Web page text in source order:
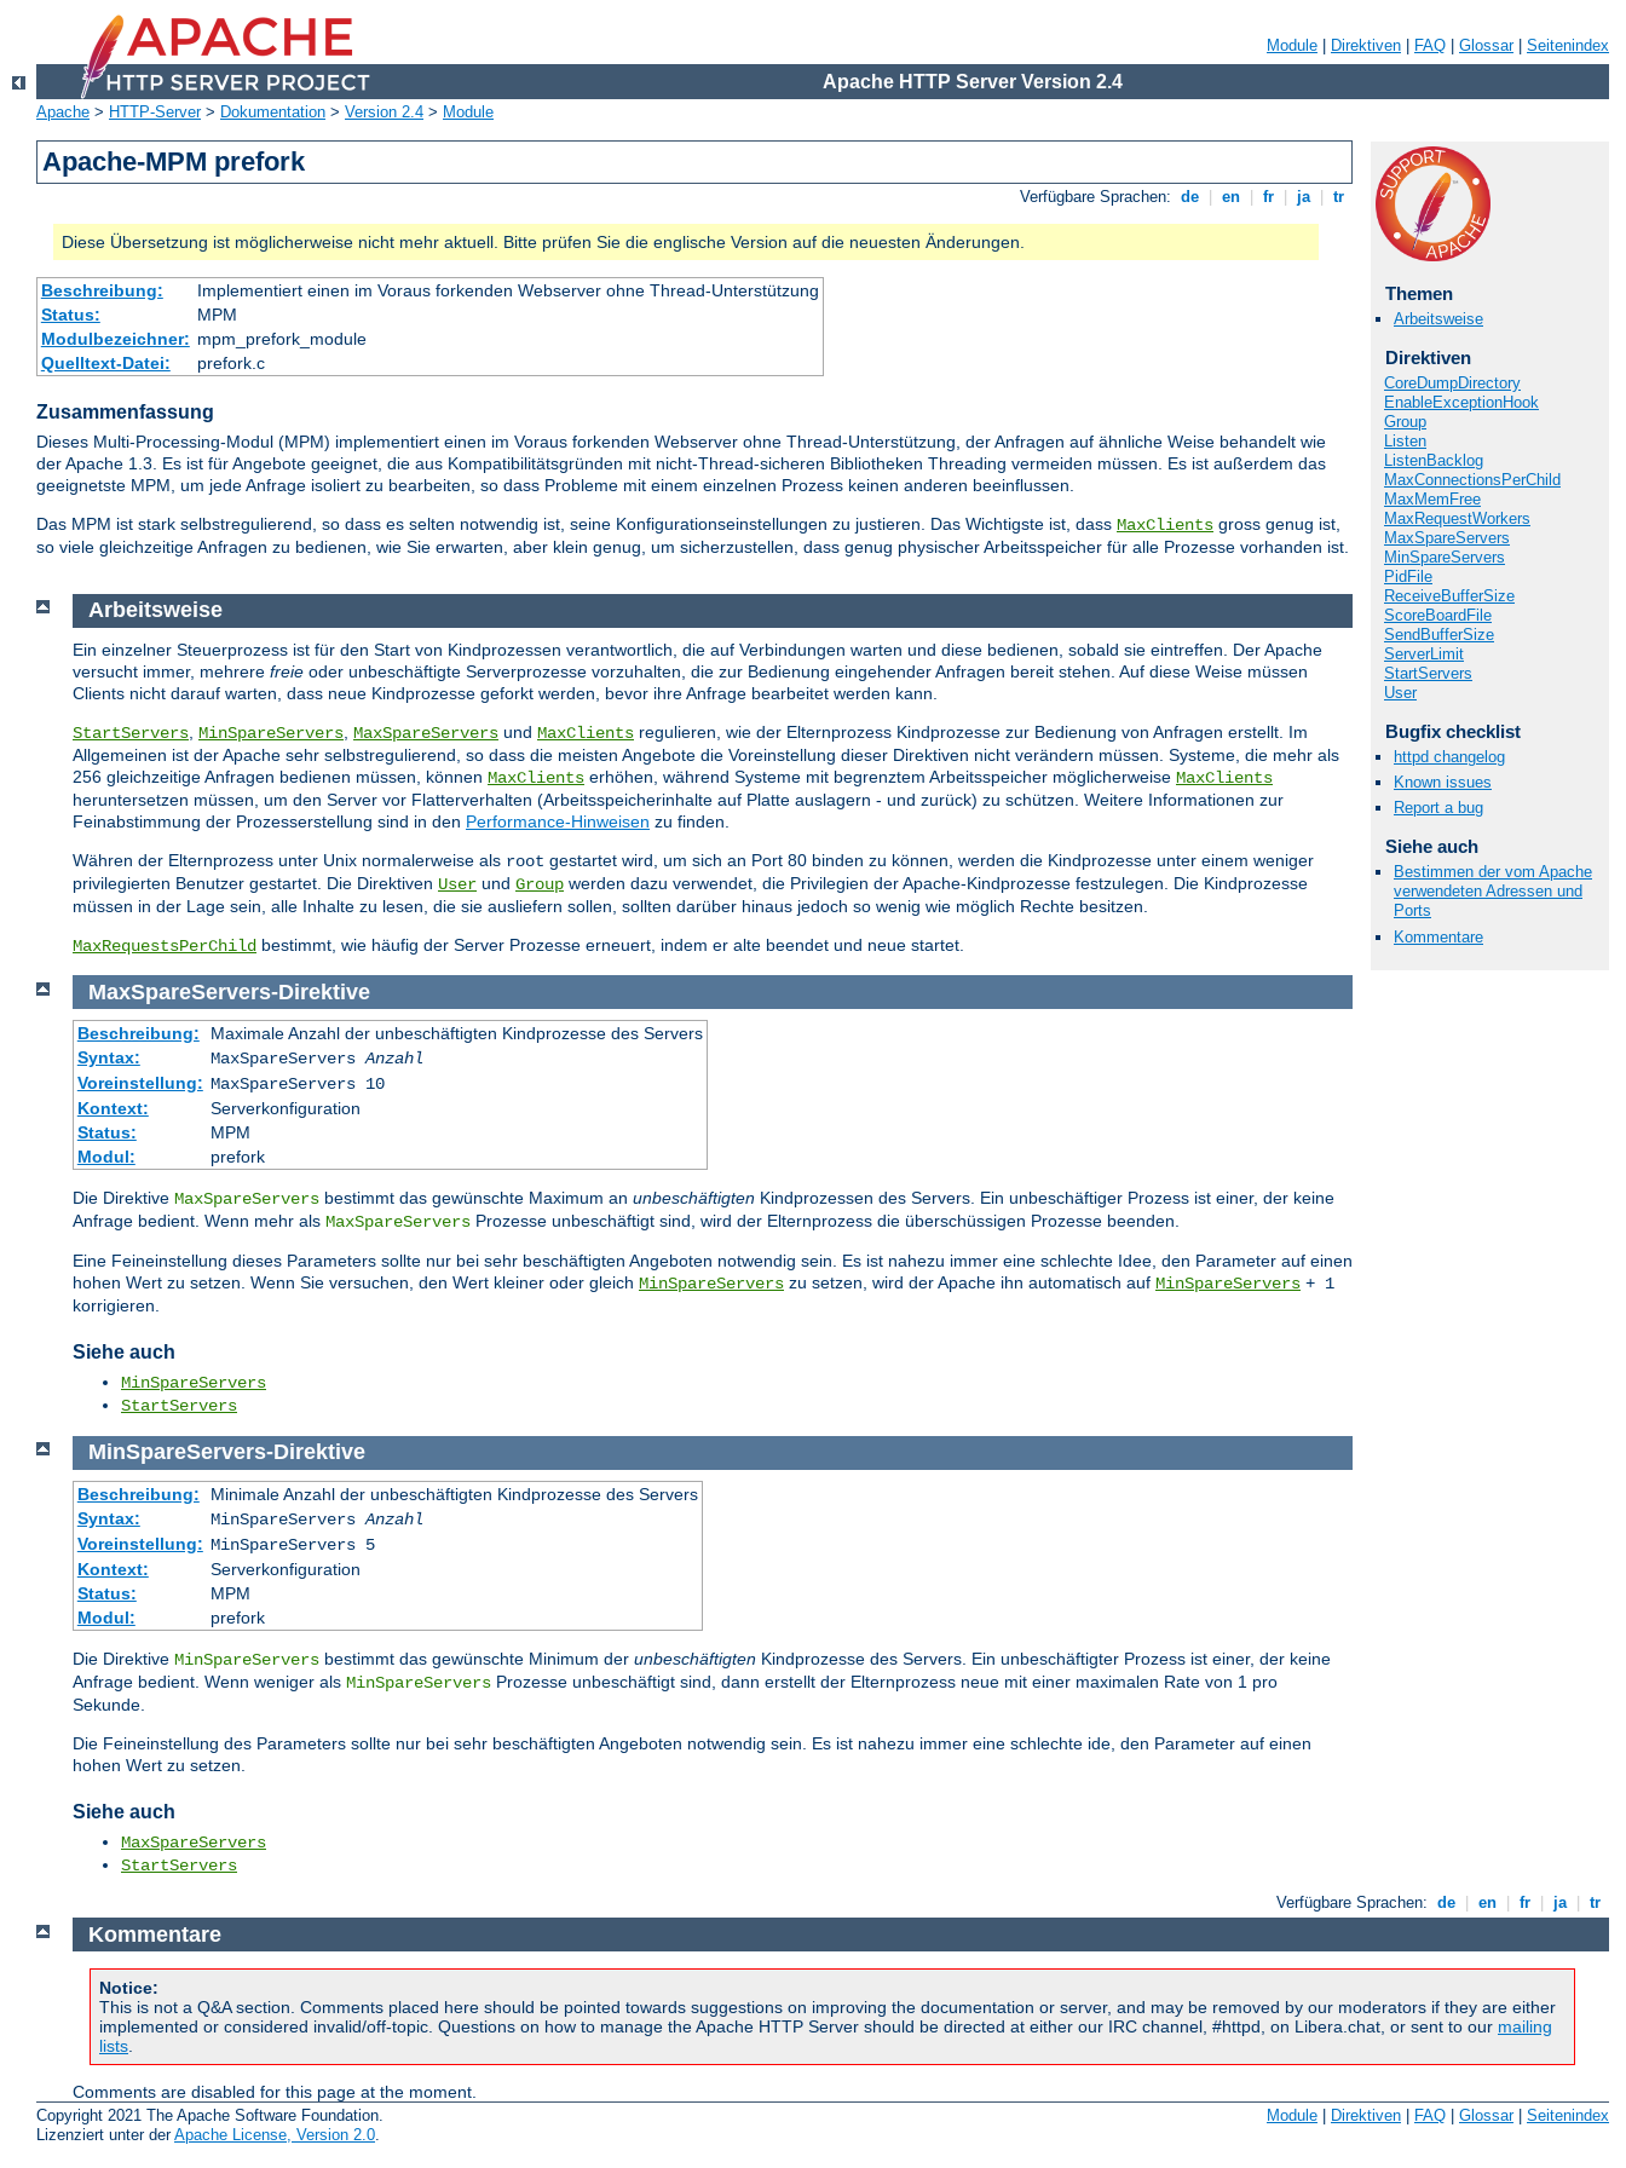
Module Direktiven FAQ Glossar| Seitenindex
Apache HTTP Server Version 2.4
Apache > HTTP-Server> Dokumentation > Version 2.4 > Module
Apache-MPM prefork
Verfügbare Sprachen: de en fr ja tr
Diese Übersetzung ist möglicherweise nicht mehr aktuell. Bitte prüfen Sie die englische Version auf die neuesten Änderungen.
Beschreibung:
Implementiert einen im Voraus forkenden Webserver ohne Thread-Unterstützung
Status:
MPM
Modulbezeichner: mpm_prefork_module
Quelltext-Datei:
prefork.c
Zusammenfassung
Dieses Multi-Processing-Modul (MPM) implementiert einen im Voraus forkenden Webserver ohne Thread-Unterstützung, der Anfragen auf ähnliche Weise behandelt wie
der Apache 1.3. Es ist für Angebote geeignet, die aus Kompatibilitätsgründen mit nicht-Thread-sicheren Bibliotheken Threading vermeiden müssen. Es ist außerdem das
geeignetste MPM, um jede Anfrage isoliert zu bearbeiten, so dass Probleme mit einem einzelnen Prozess keinen anderen beeinflussen.
Das MPM ist stark selbstregulierend, so dass es selten notwendig ist, seine Konfigurationseinstellungen zu justieren. Das Wichtigste ist, dass MaxClients gross genug ist,
so viele gleichzeitige Anfragen zu bedienen, wie Sie erwarten, aber klein genug, um sicherzustellen, dass genug physischer Arbeitsspeicher für alle Prozesse vorhanden ist.
Themen
Arbeitsweise
Direktiven
CoreDumpDirectory
EnableExceptionHook
Group
Listen
ListenBacklog
MaxConnectionsPerChild
MaxMemFree
MaxRequestWorkers
MaxSpareServers
MinSpareServers
PidFile
ReceiveBufferSize
ScoreBoardFile
SendBufferSize
ServerLimit
StartServers
User
Bugfix checklist
httpd changelog
Known issues
Report a bug
Siehe auch
Bestimmen der vom Apache
verwendeten Adressen und
Ports
Kommentare
Arbeitsweise
Ein einzelner Steuerprozess ist für den Start von Kindprozessen verantwortlich, die auf Verbindungen warten und diese bedienen, sobald sie eintreffen. Der Apache
versucht immer, mehrere freie oder unbeschäftigte Serverprozesse vorzuhalten, die zur Bedienung eingehender Anfragen bereit stehen. Auf diese Weise müssen
Clients nicht darauf warten, dass neue Kindprozesse geforkt werden, bevor ihre Anfrage bearbeitet werden kann.
StartServers MinSpareServers MaxSpareServers und MaxClients regulieren, wie der Elternprozess Kindprozesse zur Bedienung von Anfragen erstellt. Im
Allgemeinen ist der Apache sehr selbstregulierend, so dass die meisten Angebote die Voreinstellung dieser Direktiven nicht verändern müssen. Systeme, die mehr als
256 gleichzeitige Anfragen bedienen müssen, können MaxClients erhöhen, während Systeme mit begrenztem Arbeitsspeicher möglicherweise MaxClients
heruntersetzen müssen, um den Server vor Flatterverhalten (Arbeitsspeicherinhalte auf Platte auslagern - und zurück) zu schützen. Weitere Informationen zur
Feinabstimmung der Prozesserstellung sind in den Performance-Hinweisen zu finden.
Währen der Elternprozess unter Unix normalerweise als root gestartet wird, um sich an Port 80 binden zu können, werden die Kindprozesse unter einem weniger
privilegierten Benutzer gestartet. Die Direktiven User und Group werden dazu verwendet, die Privilegien der Apache-Kindprozesse festzulegen. Die Kindprozesse
müssen in der Lage sein, alle Inhalte zu lesen, die sie ausliefern sollen, sollten darüber hinaus jedoch so wenig wie möglich Rechte besitzen.
MaxRequestsPerChild bestimmt, wie häufig der Server Prozesse erneuert, indem er alte beendet und neue startet.
MaxSpareServers-Direktive
Beschreibung:
Maximale Anzahl der unbeschäftigten Kindprozesse des Servers
Syntax:
MaxSpareServersAnzahl
Voreinstellung: MaxSpareServers 10
Kontext:
Serverkonfiguration
Status:
MPM
Modul:
prefork
Die Direktive MaxSpareServers bestimmt das gewünschte Maximum an unbeschäftigten Kindprozessen des Servers. Ein unbeschäftiger Prozess ist einer, der keine
Anfrage bedient. Wenn mehr als MaxSpareServers Prozesse unbeschäftigt sind, wird der Elternprozess die überschüssigen Prozesse beenden.
Eine Feineinstellung dieses Parameters sollte nur bei sehr beschäftigten Angeboten notwendig sein. Es ist nahezu immer eine schlechte Idee, den Parameter auf einen
hohen Wert zu setzen. Wenn Sie versuchen, den Wert kleiner oder gleich MinSpareServers zu setzen, wird der Apache ihn automatisch auf MinSpareServers + 1
korrigieren.
Siehe auch
MinSpareServers
StartServers
MinSpareServers-Direktive
Beschreibung:
Minimale Anzahl der unbeschäftigten Kindprozesse des Servers
Syntax:
MinSpareServersAnzahl
Voreinstellung: MinSpareServers 5
Kontext:
Serverkonfiguration
Status:
MPM
Modul:
prefork
Die Direktive MinSpareServers bestimmt das gewünschte Minimum der unbeschäftigten Kindprozesse des Servers. Ein unbeschäftigter Prozess ist einer, der keine
Anfrage bedient. Wenn weniger als MinSpareServers Prozesse unbeschäftigt sind, dann erstellt der Elternprozess neue mit einer maximalen Rate von 1 pro
Sekunde.
Die Feineinstellung des Parameters sollte nur bei sehr beschäftigten Angeboten notwendig sein. Es ist nahezu immer eine schlechte ide, den Parameter auf einen
hohen Wert zu setzen.
Siehe auch
MaxSpareServers
StartServers
Verfügbare Sprachen: de en fr ja tr
Kommentare
Notice:
This is not a Q&A section. Comments placed here should be pointed towards suggestions on improving the documentation or server, and may be removed by our moderators if they are either
implemented or considered invalid/off-topic. Questions on how to manage the Apache HTTP Server should be directed at either our IRC channel, #httpd, on Libera.chat, or sent to our mailing
lists
Comments are disabled for this page at the moment.
Copyright 2021 The Apache Software Foundation.
Lizenziert unter derApache License, Version 2.0
Module Direktiven FAQ Glossar| Seitenindex